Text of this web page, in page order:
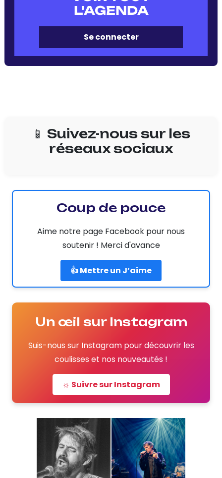
L'AGENDA
Se connecter
📱 Suivez-nous sur les
réseaux sociaux
Coup de pouce
Aime notre page Facebook pour nous
soutenir ! Merci d'avance
👍 Mettre un J’aime
Un œil sur Instagram
Suis-nous sur Instagram pour découvrir les
coulisses et nos nouveautés !
☼ Suivre sur Instagram